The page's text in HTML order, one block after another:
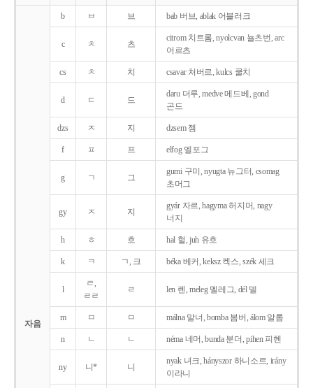
자음
b ㅂ 브 bab 버브, ablak 어블러크
c ㅊ 츠
citrom 치트롬, nyolcvan 뇰츠번, arc
어르츠
cs ㅊ 치 csavar 처버르, kulcs 쿨치
d ㄷ 드
daru 더루, medve 메드베, gond
곤드
dzs ㅈ 지 dzsem 젬
f ㅍ 프 elfog 엘포그
g ㄱ 그
gumi 구미, nyugta 뉴그터, csomag
초머그
gy ㅈ 지
gyár 자르, hagyma 허지머, nagy
너지
h ㅎ 흐 hal 헐, juh 유흐
k ㅋ ㄱ, 크 béka 베커, keksz 켁스, szék 세크
l
ㄹ,
ㄹㄹ
ㄹ len 렌, meleg 멜레그, dél 델
m ㅁ ㅁ málna 말너, bomba 봄버, álom 알롬
n ㄴ ㄴ néma 네머, bunda 분더, pihen 피헨
ny 니* 니
nyak 녀크, hányszor 하니소르, irány
이라니